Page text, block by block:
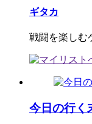
ギタカ
戦闘を楽し
今日の行く